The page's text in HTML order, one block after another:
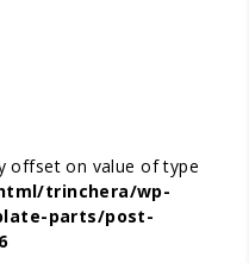
offset on value of type
trinchera/wp-
parts/post-